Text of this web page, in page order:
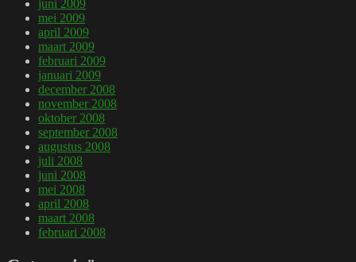
juni 2009
mei 2009
april 2009
maart 2009
februari 2009
januari 2009
december 2008
november 2008
oktober 2008
september 2008
augustus 2008
juli 2008
juni 2008
mei 2008
april 2008
maart 2008
februari 2008